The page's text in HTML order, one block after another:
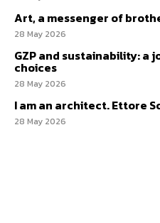
Art, a messenger of
28 May 2026
GZP and sustainability: a
choices
28 May 2026
I am an architect. Ettore
28 May 2026